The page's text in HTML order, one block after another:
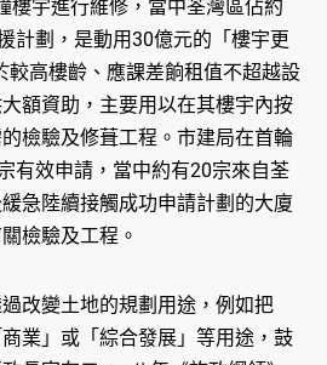
樓宇進行維修，當中荃灣區佔約
計劃，是動用30億元的「樓宇更
較高樓齡、應課差餉租值不超越設
額資助，主要用以在其樓宇內按
檢驗及修葺工程。市建局在首輪
有效申請，當中約有20宗來自荃
急陸續接觸成功申請計劃的大廈
檢驗及工程。
改變土地的規劃用途，例如把
商業」或「綜合發展」等用途，鼓